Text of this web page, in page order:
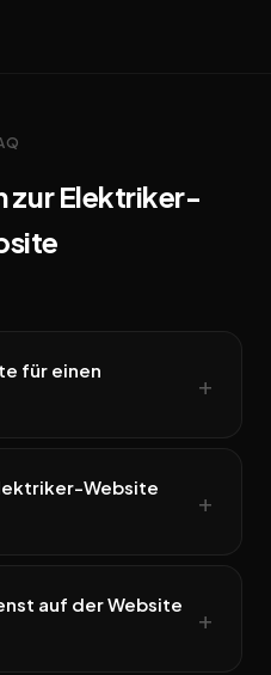
zur Elektriker-
für einen
Website
auf der Website